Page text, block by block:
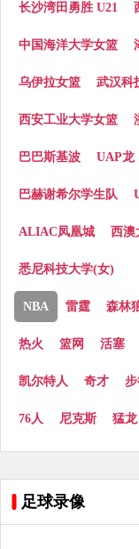
长沙湾田勇胜 U21
中国海洋大学女篮
乌伊拉女篮 武汉科
西安工业大学女篮
巴巴斯基波 UAP龙
巴赫谢希尔学生队
ALIAC凤凰城 西澳
悉尼科技大学(女)
NBA 雷霆 森林
热火 篮网 活塞
凯尔特人 奇才
76人 尼克斯 猛龙
足球录像